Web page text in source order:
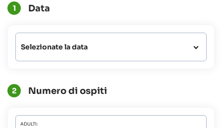
1 Data
Selezionate la data
2 Numero di ospiti
ADULTI: